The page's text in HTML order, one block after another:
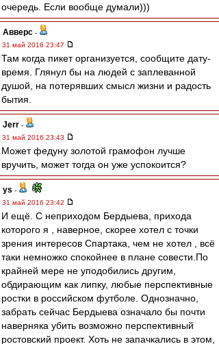
очередь. Если вообще думали)))
Авверс -
31 май 2016 23:47
Там когда пикет организуется, сообщите дату-
время. Глянул бы на людей с заплеванной
душой, на потерявших смысл жизни и радость
бытия.
Jerr -
31 май 2016 23:43
Может федуну золотой грамофон лучше
вручить, может тогда он уже успокоится?
ys -
31 май 2016 23:42
И ещё. С неприходом Бердыева, прихода
которого я , наверное, скорее хотел с точки
зрения интересов Спартака, чем не хотел , всё
таки немножко спокойнее в плане совести.По
крайней мере не уподобились другим,
обдирающим как липку, любые перспективные
ростки в российском футболе. Однозначно,
забрать сейчас Бердыева означало бы почти
наверняка убить возможно перспективный
ростовский проект. Хоть не запачкались в этом,